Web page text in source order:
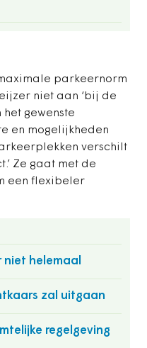
parkeernorm
niet aan ‘bij de
gewenste
en mogelijkheden
verschilt
Ze gaat met de
een flexibeler
niet helemaal
zal uitgaan
regelgeving